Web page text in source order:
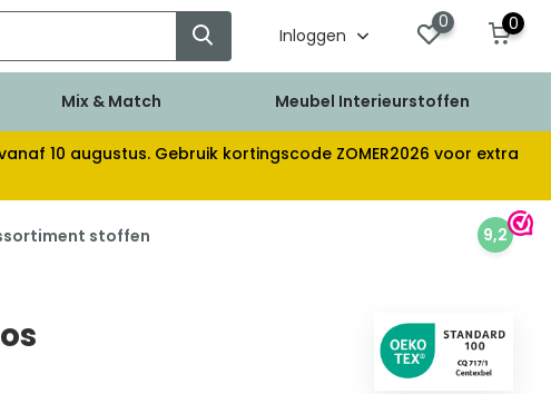
Inloggen
0 0
Mix & Match Meubel Interieurstoffen
10 augustus. Gebruik kortingscode ZOMER2026 voor extra
stoffen 9,2